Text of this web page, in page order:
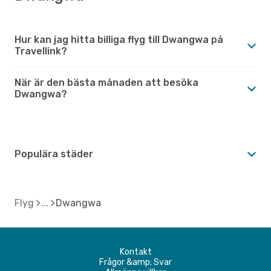
Hur kan jag hitta billiga flyg till Dwangwa på
Travellink?
När är den bästa månaden att besöka
Dwangwa?
Populära städer
Flyg Dwangwa
Kontakt
Frågor &amp; Svar